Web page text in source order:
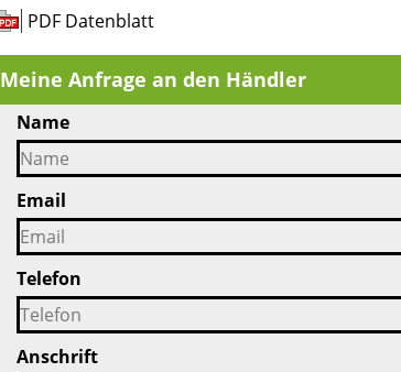
PDF Datenblatt
Meine Anfrage an den Händler
Name
Email
Telefon
Anschrift